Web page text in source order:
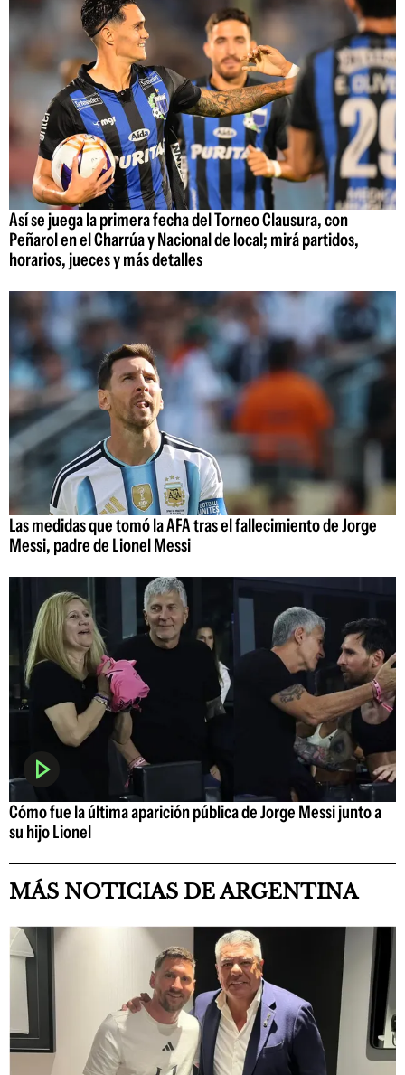
Así se juega la primera fecha del Torneo Clausura, con
Peñarol en el Charrúa y Nacional de local; mirá partidos,
horarios, jueces y más detalles
Las medidas que tomó la AFA tras el fallecimiento de Jorge
Messi, padre de Lionel Messi
Cómo fue la última aparición pública de Jorge Messi junto a
su hijo Lionel
MÁS NOTICIAS DE ARGENTINA